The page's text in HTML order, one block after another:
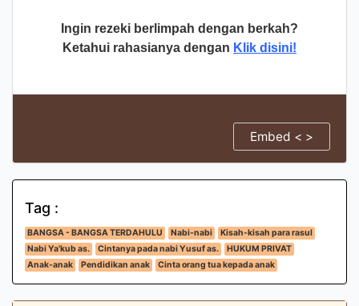
Ingin rezeki berlimpah dengan berkah?
Ketahui rahasianya dengan Klik disini!
Embed < >
Tag :
BANGSA - BANGSA TERDAHULU Nabi-nabi
Kisah-kisah para rasul
Nabi Ya'kub as.
Cintanya pada nabi Yusuf as.
HUKUM PRIVAT
Anak-anak
Pendidikan anak Cinta orang tua kepada anak